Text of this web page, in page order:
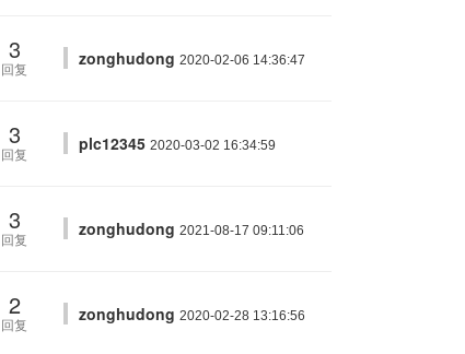
3
回复
zonghudong 2020-02-06 14:36:47
3
回复
plc12345 2020-03-02 16:34:59
3
回复
zonghudong 2021-08-17 09:11:06
2
回复
zonghudong 2020-02-28 13:16:56